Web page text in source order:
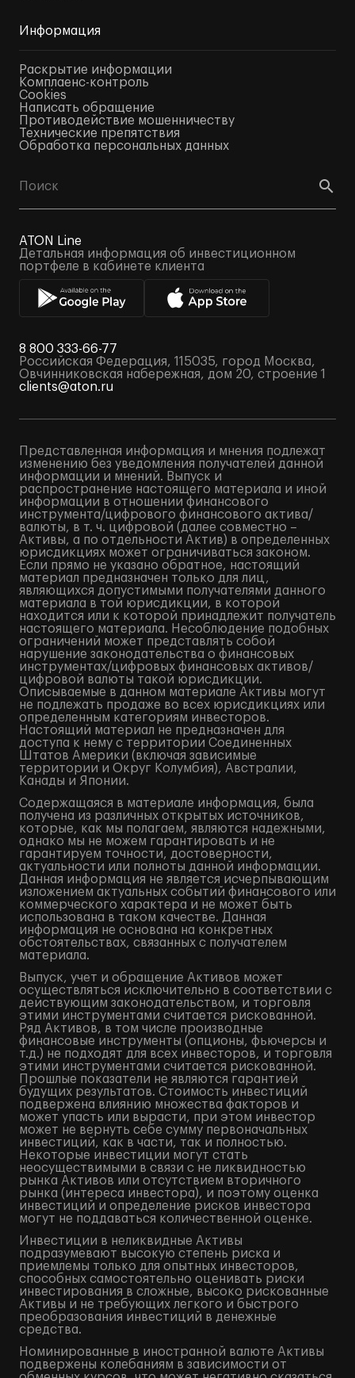
Информация
Раскрытие информации
Комплаенс-контроль
Cookies
Написать обращение
Противодействие мошенничеству
Технические препятствия
Обработка персональных данных
ATON Line
Детальная информация об инвестиционном
портфеле в кабинете клиента
8 800 333-66-77
Российская Федерация, 115035, город Москва,
Овчинниковская набережная, дом 20, строение 1
clients@aton.ru
Представленная информация и мнения подлежат
изменению без уведомления получателей данной
информации и мнений. Выпуск и
распространение настоящего материала и иной
информации в отношении финансового
инструмента/цифрового финансового актива/
валюты, в т. ч. цифровой (далее совместно –
Активы, а по отдельности Актив) в определенных
юрисдикциях может ограничиваться законом.
Если прямо не указано обратное, настоящий
материал предназначен только для лиц,
являющихся допустимыми получателями данного
материала в той юрисдикции, в которой
находится или к которой принадлежит получатель
настоящего материала. Несоблюдение подобных
ограничений может представлять собой
нарушение законодательства о финансовых
инструментах/цифровых финансовых активов/
цифровой валюты такой юрисдикции.
Описываемые в данном материале Активы могут
не подлежать продаже во всех юрисдикциях или
определенным категориям инвесторов.
Настоящий материал не предназначен для
доступа к нему с территории Соединенных
Штатов Америки (включая зависимые
территории и Округ Колумбия), Австралии,
Канады и Японии.
Содержащаяся в материале информация, была
получена из различных открытых источников,
которые, как мы полагаем, являются надежными,
однако мы не можем гарантировать и не
гарантируем точности, достоверности,
актуальности или полноты данной информации.
Данная информация не является исчерпывающим
изложением актуальных событий финансового или
коммерческого характера и не может быть
использована в таком качестве. Данная
информация не основана на конкретных
обстоятельствах, связанных с получателем
материала.
Выпуск, учет и обращение Активов может
осуществляться исключительно в соответствии с
действующим законодательством, и торговля
этими инструментами считается рискованной.
Ряд Активов, в том числе производные
финансовые инструменты (опционы, фьючерсы и
т.д.) не подходят для всех инвесторов, и торговля
этими инструментами считается рискованной.
Прошлые показатели не являются гарантией
будущих результатов. Стоимость инвестиций
подвержена влиянию множества факторов и
может упасть или вырасти, при этом инвестор
может не вернуть себе сумму первоначальных
инвестиций, как в части, так и полностью.
Некоторые инвестиции могут стать
неосуществимыми в связи с не ликвидностью
рынка Активов или отсутствием вторичного
рынка (интереса инвестора), и поэтому оценка
инвестиций и определение рисков инвестора
могут не поддаваться количественной оценке.
Инвестиции в неликвидные Активы
подразумевают высокую степень риска и
приемлемы только для опытных инвесторов,
способных самостоятельно оценивать риски
инвестирования в сложные, высоко рискованные
Активы и не требующих легкого и быстрого
преобразования инвестиций в денежные
средства.
Номинированные в иностранной валюте Активы
подвержены колебаниям в зависимости от